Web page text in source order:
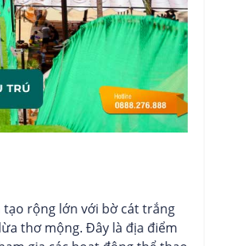
tạo rộng lớn với bờ cát trắng
thơ mộng. Đây là địa điểm